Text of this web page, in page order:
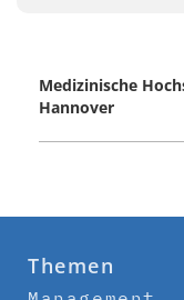
Medizinische
Hannover
Themen